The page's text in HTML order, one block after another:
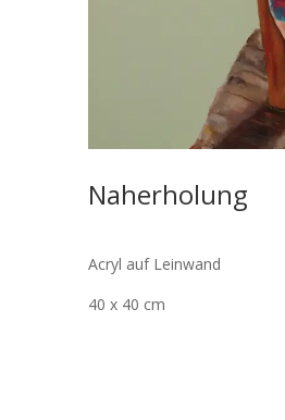
Naherholung
Acryl auf Leinwand
40 x 40 cm